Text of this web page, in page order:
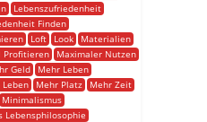
Lebenszufriedenheit
Finden
Loft Look
Materialien
Profitieren
Maximaler Nutzen
Geld
Mehr Leben
Mehr Platz
Mehr Zeit
Minimalismus
Lebensphilosophie